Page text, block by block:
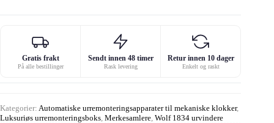
Gratis frakt
På alle bestillinger
Sendt innen 48 timer
Rask levering
Retur innen 10 dager
Enkelt og raskt
Kategorier: Automatiske urremonteringsapparater til mekaniske klokker,
Luksuriøs urremonteringsboks Merkesamlere Wolf 1834 urvindere